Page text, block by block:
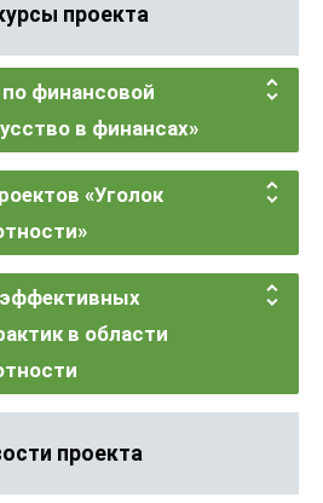
проекта
финансовой
в финансах»
«Уголок
в области
проекта